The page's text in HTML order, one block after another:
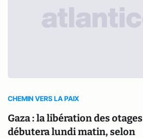
CHEMIN VERS LA PAIX
Gaza : la libération des otages
débutera lundi matin, selon